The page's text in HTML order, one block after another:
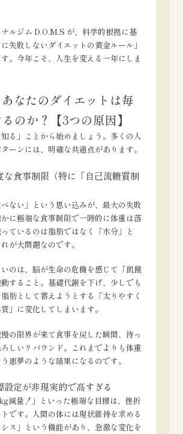
ルジム D.O.M.S が、科学的根拠に基
失敗しないダイエットの黄金ルール」
。今年こそ、人生を変える一年にしま
なたのダイエットは毎
のか？【3つの原因】
る」ことから始めましょう。多くの人
ーンには、明確な共通点があります。
な食事制限（特に「自己流糖質制
べない」という思い込みが、最大の失敗
に極端な食事制限で一時的に体重は落
ているのは脂肪ではなく「水分」と
が大問題なのです。
のは、脳が生命の危機を感じて「飢餓
すること。基礎代謝を下げ、少しでも
肪として蓄えようとする「太りやすく
」に変化してしまいます。
の限界が来て食事を戻した瞬間、待っ
しいリバウンド。これまでよりも体重
悪夢のような結果になるのです。
設定が非現実的で高すぎる
減量！」といった極端な目標は、挫折
です。人間の体には現状維持を求める
シス」という機能があり、急激な変化を